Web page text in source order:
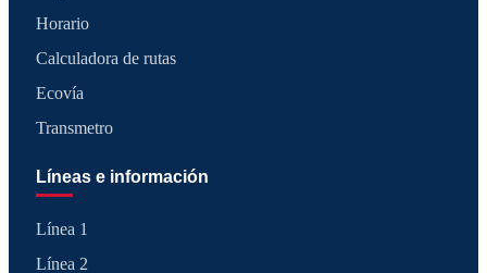
Horario
Calculadora de rutas
Ecovía
Transmetro
Líneas e información
Línea 1
Línea 2